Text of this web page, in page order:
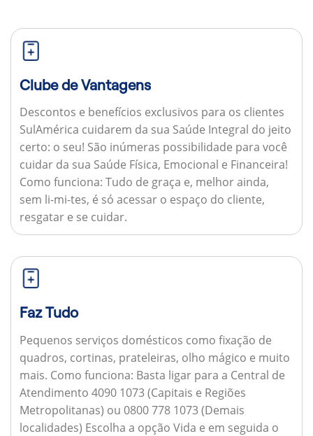
Clube de Vantagens
Descontos e benefícios exclusivos para os clientes
SulAmérica cuidarem da sua Saúde Integral do jeito
certo: o seu! São inúmeras possibilidade para você
cuidar da sua Saúde Física, Emocional e Financeira!
Como funciona: Tudo de graça e, melhor ainda,
sem li-mi-tes, é só acessar o espaço do cliente,
resgatar e se cuidar.
Faz Tudo
Pequenos serviços domésticos como fixação de
quadros, cortinas, prateleiras, olho mágico e muito
mais. Como funciona: Basta ligar para a Central de
Atendimento 4090 1073 (Capitais e Regiões
Metropolitanas) ou 0800 778 1073 (Demais
localidades) Escolha a opção Vida e em seguida o